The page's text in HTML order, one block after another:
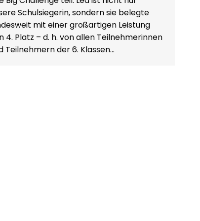
Schulsiegerin, sondern sie belegte
mit einer großartigen Leistung
4. Platz – d. h. von allen Teilnehmerinnen
Teilnehmern der 6. Klassen…